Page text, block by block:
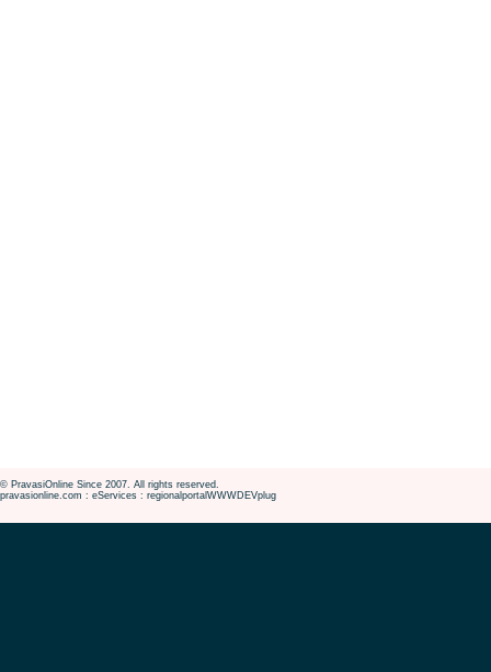
© PravasiOnline Since 2007. All rights reserved.
pravasionline.com : eServices : regionalportalWWWDEVplug